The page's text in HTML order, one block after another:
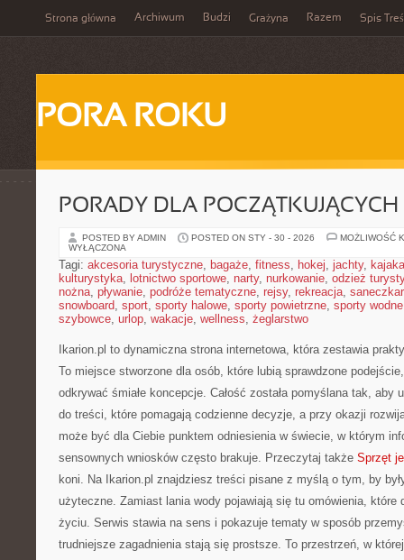
Strona główna Archiwum Budzi Grażyna Razem Spis
PORA ROKU
PORADY DLA
POSTED BY ADMIN POSTED ON STY - 30 - 2026
MOŻLIWOŚĆ
WYŁĄCZONA
Tagi: akcesoria turystyczne, bagaże, fitness, hokej, jachty,
kulturystyka, lotnictwo sportowe, narty, nurkowanie, odzież
nożna, pływanie, podróże tematyczne, rejsy, rekreacja,
snowboard, sport, sporty halowe, sporty powietrzne, sporty wodne
szybowce, urlop, wakacje, wellness, żeglarstwo
Ikarion.pl to dynamiczna strona internetowa, która zestawia
To miejsce stworzone dla osób, które lubią sprawdzone
odkrywać śmiałe koncepcje. Całość została pomyślana tak, aby
do treści, które pomagają codzienne decyzje, a przy okazji
może być dla Ciebie punktem odniesienia w świecie, w którym
sensownych wniosków często brakuje. Przeczytaj także Sprzęt
koni. Na Ikarion.pl znajdziesz treści pisane z myślą o tym, by
użyteczne. Zamiast lania wody pojawiają się tu omówienia, które
życiu. Serwis stawia na sens i pokazuje tematy w sposób
trudniejsze zagadnienia stają się prostsze. To przestrzeń, w